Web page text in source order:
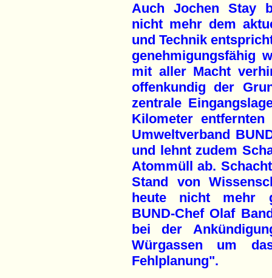
Auch Jochen Stay
nicht mehr dem
und Technik
genehmigungsfähig
mit aller Macht
offenkundig der
zentrale
Kilometer
Umweltverband
und lehnt zudem
Atommüll ab.
Stand von
heute nicht mehr
BUND-Chef Olaf
bei der
Würgassen um
Fehlplanung".